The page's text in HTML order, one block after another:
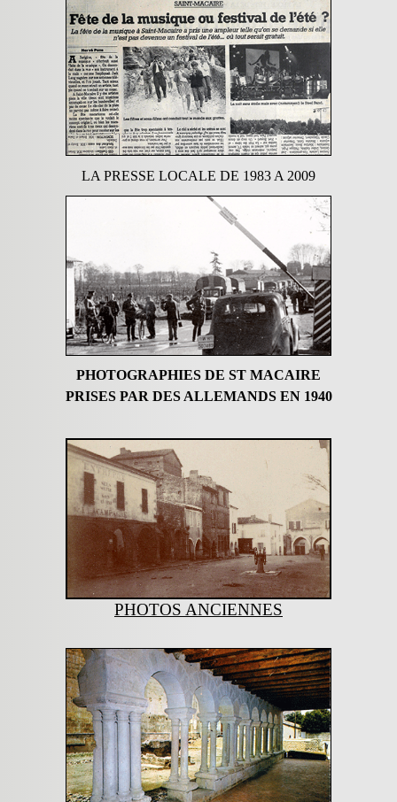
LA PRESSE LOCALE DE 1983 A 2009
PHOTOGRAPHIES DE ST MACAIRE
PRISES PAR DES ALLEMANDS EN 1940
PHOTOS ANCIENNES